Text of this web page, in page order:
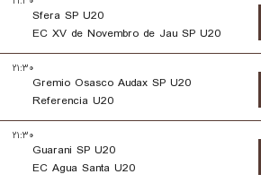
Sfera SP U20
EC XV de Novembro de Jau SP U20
۲۱:۳۰
Gremio Osasco Audax SP U20
Referencia U20
۲۱:۳۰
Guarani SP U20
EC Agua Santa U20